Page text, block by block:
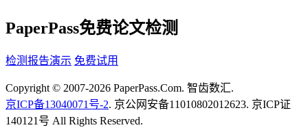
PaperPass免费论文检测
检测报告演示 免费试用
Copyright © 2007-2026 PaperPass.Com. 智齿数汇.
京ICP备13040071号-2. 京公网安备11010802012623. 京ICP证
140121号 All Rights Reserved.